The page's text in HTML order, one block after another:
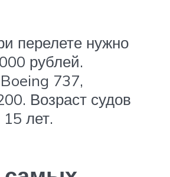
перелете нужно
рублей.
737,
Возраст судов
лет.